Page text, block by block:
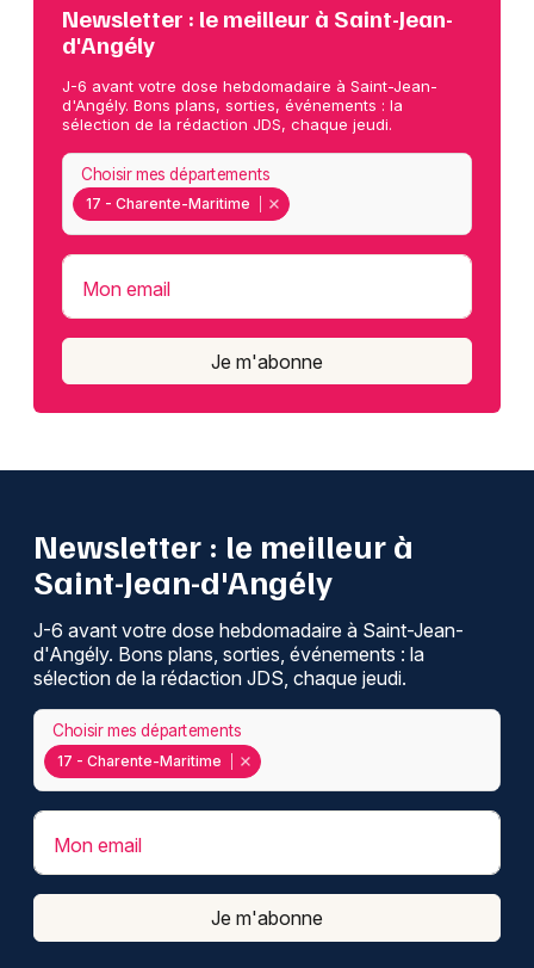
Newsletter : le meilleur à Saint-Jean-
d'Angély
J-6 avant votre dose hebdomadaire à Saint-Jean-
d'Angély. Bons plans, sorties, événements : la
sélection de la rédaction JDS, chaque jeudi.
17 - Charente-Maritime
Choisir mes départements
Mon email
Je m'abonne
Newsletter : le meilleur à
Saint-Jean-d'Angély
J-6 avant votre dose hebdomadaire à Saint-Jean-
d'Angély. Bons plans, sorties, événements : la
sélection de la rédaction JDS, chaque jeudi.
17 - Charente-Maritime
Choisir mes départements
Mon email
Je m'abonne